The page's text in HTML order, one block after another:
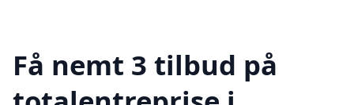
Få nemt 3 tilbud på